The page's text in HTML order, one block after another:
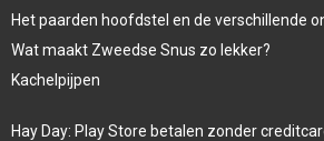
Het paarden hoofdstel en de verschillende
Wat maakt Zweedse Snus zo lekker?
Kachelpijpen
Hay Day: Play Store betalen zonder